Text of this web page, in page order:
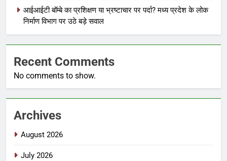
आईआईटी बॉम्बे का प्रशिक्षण या भ्रष्टाचार पर पर्दा? मध्य प्रदेश के लोक
निर्माण विभाग पर उठे बड़े सवाल
Recent Comments
No comments to show.
Archives
August 2026
July 2026